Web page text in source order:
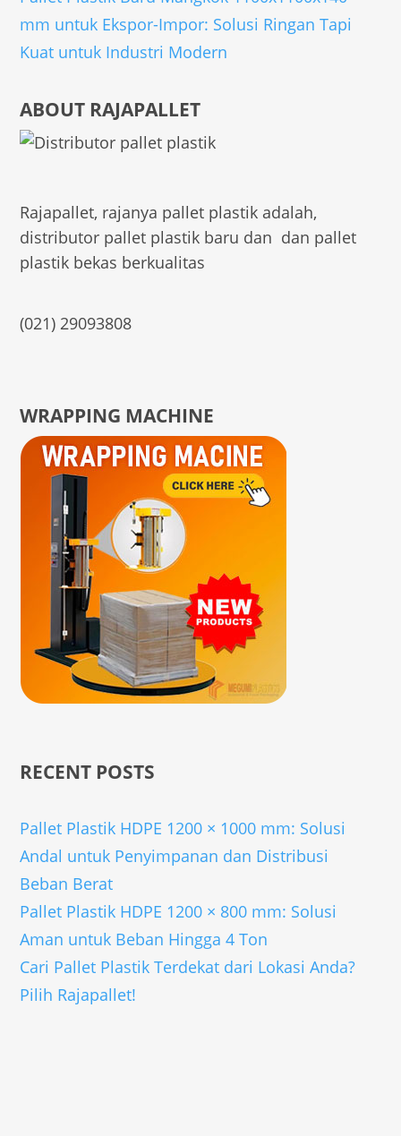
mm untuk Ekspor-Impor: Solusi Ringan Tapi
Kuat untuk Industri Modern
ABOUT RAJAPALLET
Rajapallet, rajanya pallet plastik adalah,
distributor pallet plastik baru dan dan pallet
plastik bekas berkualitas
(021) 29093808
WRAPPING MACHINE
RECENT POSTS
Pallet Plastik HDPE 1200 × 1000 mm: Solusi
Andal untuk Penyimpanan dan Distribusi
Beban Berat
Pallet Plastik HDPE 1200 × 800 mm: Solusi
Aman untuk Beban Hingga 4 Ton
Cari Pallet Plastik Terdekat dari Lokasi Anda?
Pilih Rajapallet!